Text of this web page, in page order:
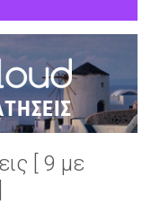
[ 9 με